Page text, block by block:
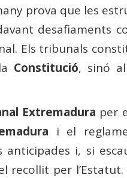
prova que les
desafiaments
Els tribunals
Constitució, sinó
Extremadura per
i el
i, si
per l’Estatut.